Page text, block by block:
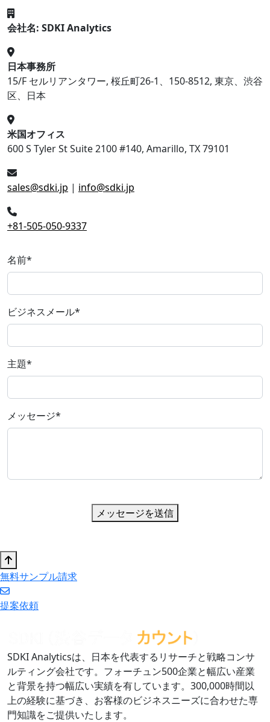
会社名: SDKI Analytics
日本事務所
15/F セルリアンタワー, 桜丘町26-1、150-8512, 東京、渋谷
区、日本
米国オフィス
600 S Tyler St Suite 2100 #140, Amarillo, TX 79101
sales@sdki.jp | info@sdki.jp
+81-505-050-9337
名前*
ビジネスメール*
主題*
メッセージ*
メッセージを送信
無料サンプル請求
提案依頼
SDKI Analyticsは、日本を代表するリサーチと戦略コンサ
ルティング会社です。フォーチュン500企業と幅広い産業
と背景を持つ幅広い実績を有しています。300,000時間以
上の経験に基づき、お客様のビジネスニーズに合わせた専
門知識をご提供いたします。